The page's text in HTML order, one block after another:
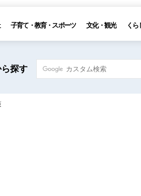
子育て・教育・スポーツ 文化・観光 くら
探す